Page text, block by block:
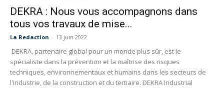
DEKRA : Nous vous accompagnons dans
tous vos travaux de mise...
La Redaction - 13 juin 2022
DEKRA, partenaire global pour un monde plus sûr, est le
spécialiste dans la prévention et la maîtrise des risques
techniques, environnementaux et humains dans les secteurs de
l'industrie, de la construction et du tertiaire. DEKRA Industrial